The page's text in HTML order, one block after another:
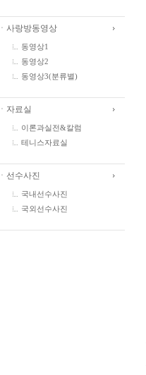
ㆍ사랑방동영상
동영상1
동영상2
동영상3(분류별)
ㆍ자료실
이론과실전&칼럼
테니스자료실
ㆍ선수사진
국내선수사진
국외선수사진